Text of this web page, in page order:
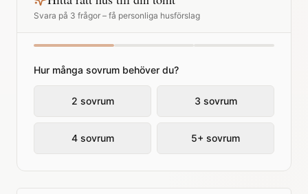
Svara på 3 frågor – få personliga husförslag
Hur många sovrum behöver du?
2 sovrum 3 sovrum
4 sovrum 5+ sovrum